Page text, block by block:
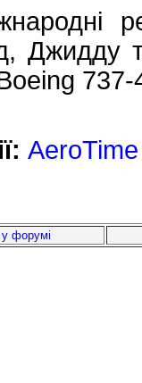
Джидду
AeroTime
форумі